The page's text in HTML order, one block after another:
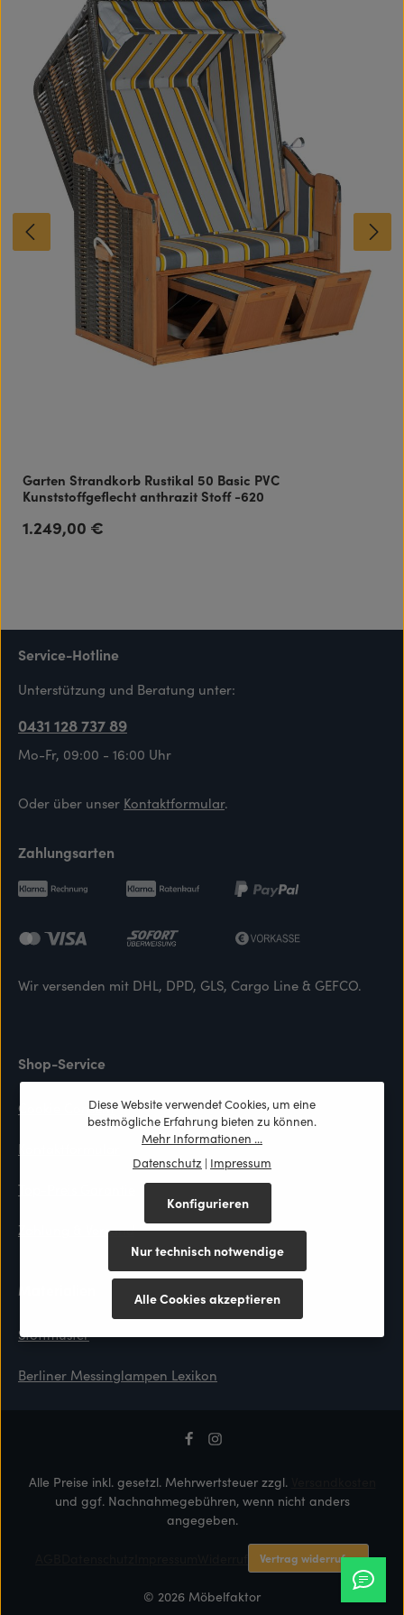
Garten Strandkorb Rustikal 50 Basic PVC
Kunststoffgeflecht anthrazit Stoff -620
Regulärer Preis:
1.249,00 €
Service-Hotline
Unterstützung und Beratung unter:
0431 128 737 89
Mo-Fr, 09:00 - 16:00 Uhr
Oder über unser Kontaktformular.
Zahlungsarten
Wir versenden mit DHL, DPD, GLS, Cargo Line & GEFCO.
Shop-Service
Cookie Consent
Kontaktformular
Top-Preis Garantie
Zahlung & Versand
Materialien
Stoffmuster
Berliner Messinglampen Lexikon
Alle Preise inkl. gesetzl. Mehrwertsteuer zzgl.
und ggf. Nachnahmegebühren, wenn nicht anders
angegeben.
© 2026 Möbelfaktor
Vertrag widerrufen
Diese Website verwendet Cookies, um eine
bestmögliche Erfahrung bieten zu können.
Mehr Informationen ...
Datenschutz | Impressum
Nur technisch notwendige
Konfigurieren
Alle Cookies akzeptieren